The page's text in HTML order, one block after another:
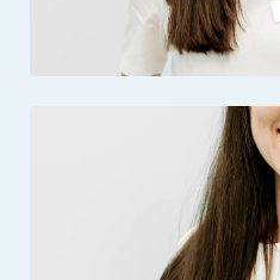
Відкрити фото: Портрет